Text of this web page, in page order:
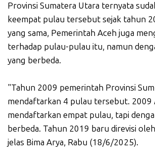
Provinsi Sumatera Utara ternyata
keempat pulau tersebut sejak tahun
yang sama, Pemerintah Aceh juga
terhadap pulau-pulau itu, namun
yang berbeda.
"Tahun 2009 pemerintah Provinsi
mendaftarkan 4 pulau tersebut. 2009
mendaftarkan empat pulau, tapi
berbeda. Tahun 2019 baru direvisi
jelas Bima Arya, Rabu (18/6/2025).